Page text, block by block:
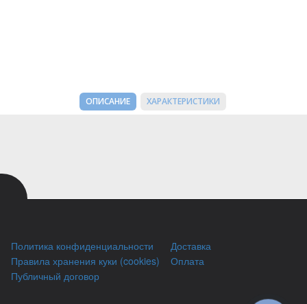
ОПИСАНИЕ ХАРАКТЕРИСТИКИ
Политика конфиденциальности
Правила хранения куки (cookies)
Публичный договор
Доставка
Оплата